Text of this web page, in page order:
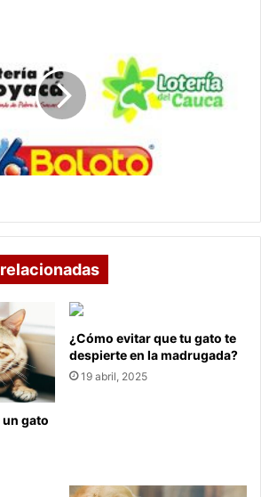
gato
¿Cómo evitar que tu gato te
despierte en la madrugada?
19 abril, 2025